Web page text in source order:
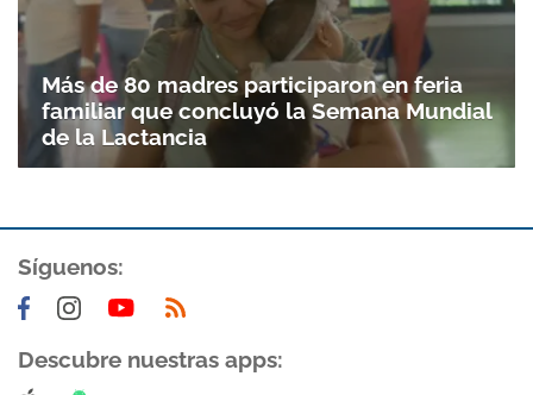
Más de 80 madres participaron en feria
familiar que concluyó la Semana Mundial
de la Lactancia
Síguenos:
Descubre nuestras apps: